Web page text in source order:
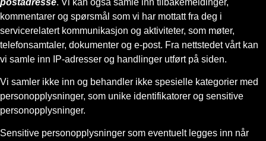
kommentarer og spørsmål som vi har mottatt fra deg i
servicerelatert kommunikasjon og aktiviteter, som møter,
telefonsamtaler, dokumenter og e-post. Fra nettstedet vårt kan
vi samle inn IP-adresser og handlinger utført på siden.
Vi samler ikke inn og behandler ikke spesielle kategorier med
personopplysninger, som unike identifikatorer og sensitive
personopplysninger.
Sensitive personopplysninger som eventuelt legges inn når